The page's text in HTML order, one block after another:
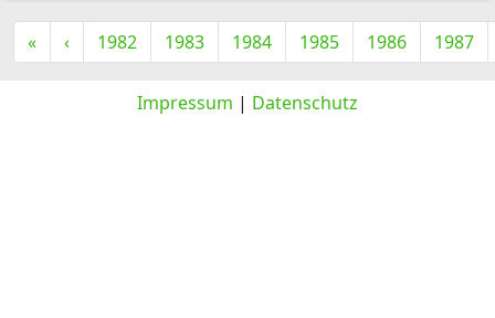
« ‹ 1982 1983 1984 1985 1986 1987
Impressum | Datenschutz